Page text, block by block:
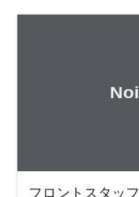
フロントスタッフ